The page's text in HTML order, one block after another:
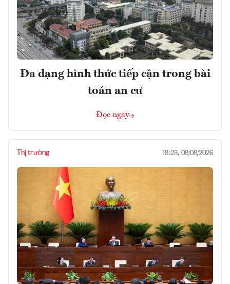
Đa dạng hình thức tiếp cận trong bài
toán an cư
Đọc ngay
Thị trường 18:23, 08/08/2026